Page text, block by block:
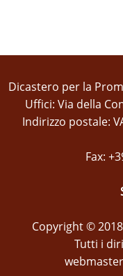
Dicastero per la
Uffici: Via della
Indirizzo postale:
Fax:
Copyright ©
Tutti i